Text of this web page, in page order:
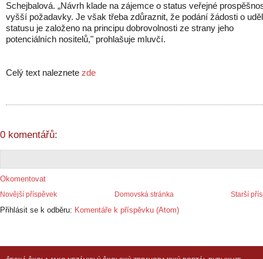
Schejbalová. „Návrh klade na zájemce o status veřejné
vyšší požadavky. Je však třeba zdůraznit, že podání žádosti o
statusu je založeno na principu dobrovolnosti ze strany jeho
potenciálních nositelů," prohlašuje mluvčí.
Celý text naleznete zde
0 komentářů:
Okomentovat
Novější příspěvek Starší
Domovská stránka
Přihlásit se k odběru: Komentáře k příspěvku (Atom)